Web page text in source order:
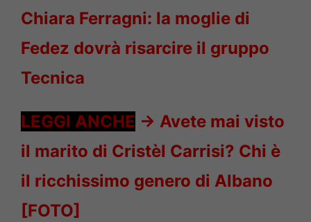
Chiara Ferragni: la moglie di
Fedez dovrà risarcire il gruppo
Tecnica
LEGGI ANCHE -> Avete mai visto
il marito di Cristèl Carrisi? Chi è
il ricchissimo genero di Albano
[FOTO]